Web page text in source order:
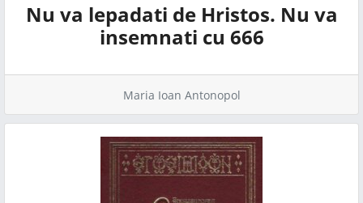
Nu va lepadati de Hristos. Nu va
insemnati cu 666
Maria Ioan Antonopol